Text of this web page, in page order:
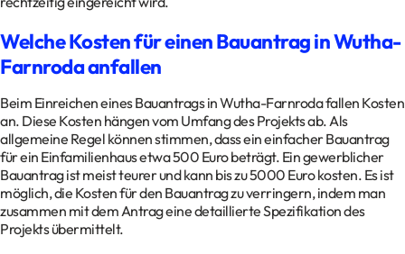
Welche Kosten für einen Bauantrag in Wutha-
Farnroda anfallen
Beim Einreichen eines Bauantrags in Wutha-Farnroda fallen Kosten
an. Diese Kosten hängen vom Umfang des Projekts ab. Als
allgemeine Regel können stimmen, dass ein einfacher Bauantrag
für ein Einfamilienhaus etwa 500 Euro beträgt. Ein gewerblicher
Bauantrag ist meist teurer und kann bis zu 5000 Euro kosten. Es ist
möglich, die Kosten für den Bauantrag zu verringern, indem man
zusammen mit dem Antrag eine detaillierte Spezifikation des
Projekts übermittelt.